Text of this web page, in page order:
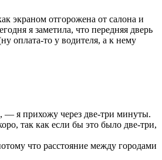
экраном отгорожена от салона и
я заметила, что передняя дверь
оплата-то у водителя, а к нему
— я прихожу через две-три минуты.
так как если бы это было две-три,
что расстояние между городами